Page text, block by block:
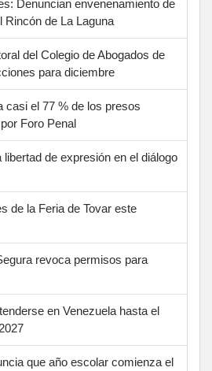
Denuncian envenenamiento de
de La Laguna
del Colegio de Abogados de
para diciembre
casi el 77 % de los presos
Foro Penal
de expresión en el diálogo
de la Feria de Tovar este
revoca permisos para
en Venezuela hasta el
que año escolar comienza el